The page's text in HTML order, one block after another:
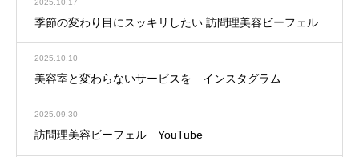
季節の変わり目にスッキリしたい 訪問理美容ビーフェル
2025.10.10
美容室と変わらないサービスを インスタグラム
2025.09.30
訪問理美容ビーフェル YouTube